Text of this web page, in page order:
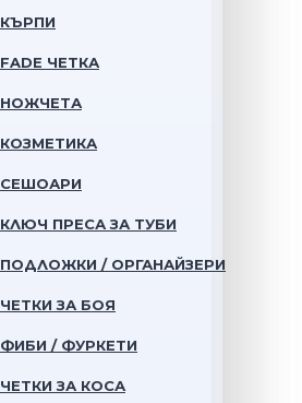
КЪРПИ
FADE ЧЕТКА
НОЖЧЕТА
КОЗМЕТИКА
СЕШОАРИ
КЛЮЧ ПРЕСА ЗА ТУБИ
ПОДЛОЖКИ / ОРГАНАЙЗЕРИ
ЧЕТКИ ЗА БОЯ
ФИБИ / ФУРКЕТИ
ЧЕТКИ ЗА КОСА